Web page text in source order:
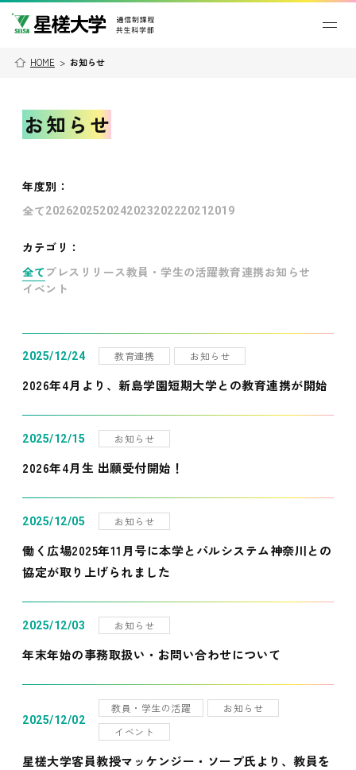
HOME > お知らせ
お知らせ
年度別 ：
全て202620252024202320222021 2019
カテゴリ：
全て プレスリリース教員・学生の活躍教育連携お知らせ
イベント
2025/12/24 教育連携 お知らせ
2026年4月より、新島学園短期大学との教育連携が開始
2025/12/15 お知らせ
2026年4月生 出願受付開始！
2025/12/05 お知らせ
働く広場2025年11月号に本学とパルシステム神奈川との
協定が取り上げられました
2025/12/03 お知らせ
年末年始の事務取扱い・お問い合わせについて
2025/12/02
教員・学生の活躍
お知らせ
イベント
星槎大学客員教授マッケンジー・ソープ氏より、教員を